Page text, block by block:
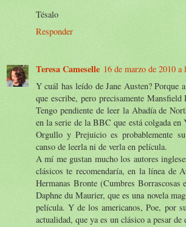
Tésalo
Responder
Teresa Cameselle 16 de marzo de 2010 a
Y cuál has leído de Jane Austen? Porque
que escribe, pero precisamente
Tengo pendiente de leer la Abadía de
en la serie de la BBC que está colgada en
Orgullo y Prejuicio es probablemente
canso de leerla ni de verla en película.
A mí me gustan mucho los autores
clásicos te recomendaría, en la línea de
Hermanas Bronte (Cumbres Borrascosas
Daphne du Maurier, que es una novela
película. Y de los americanos, Poe, por
actualidad, que ya es un clásico a pesar